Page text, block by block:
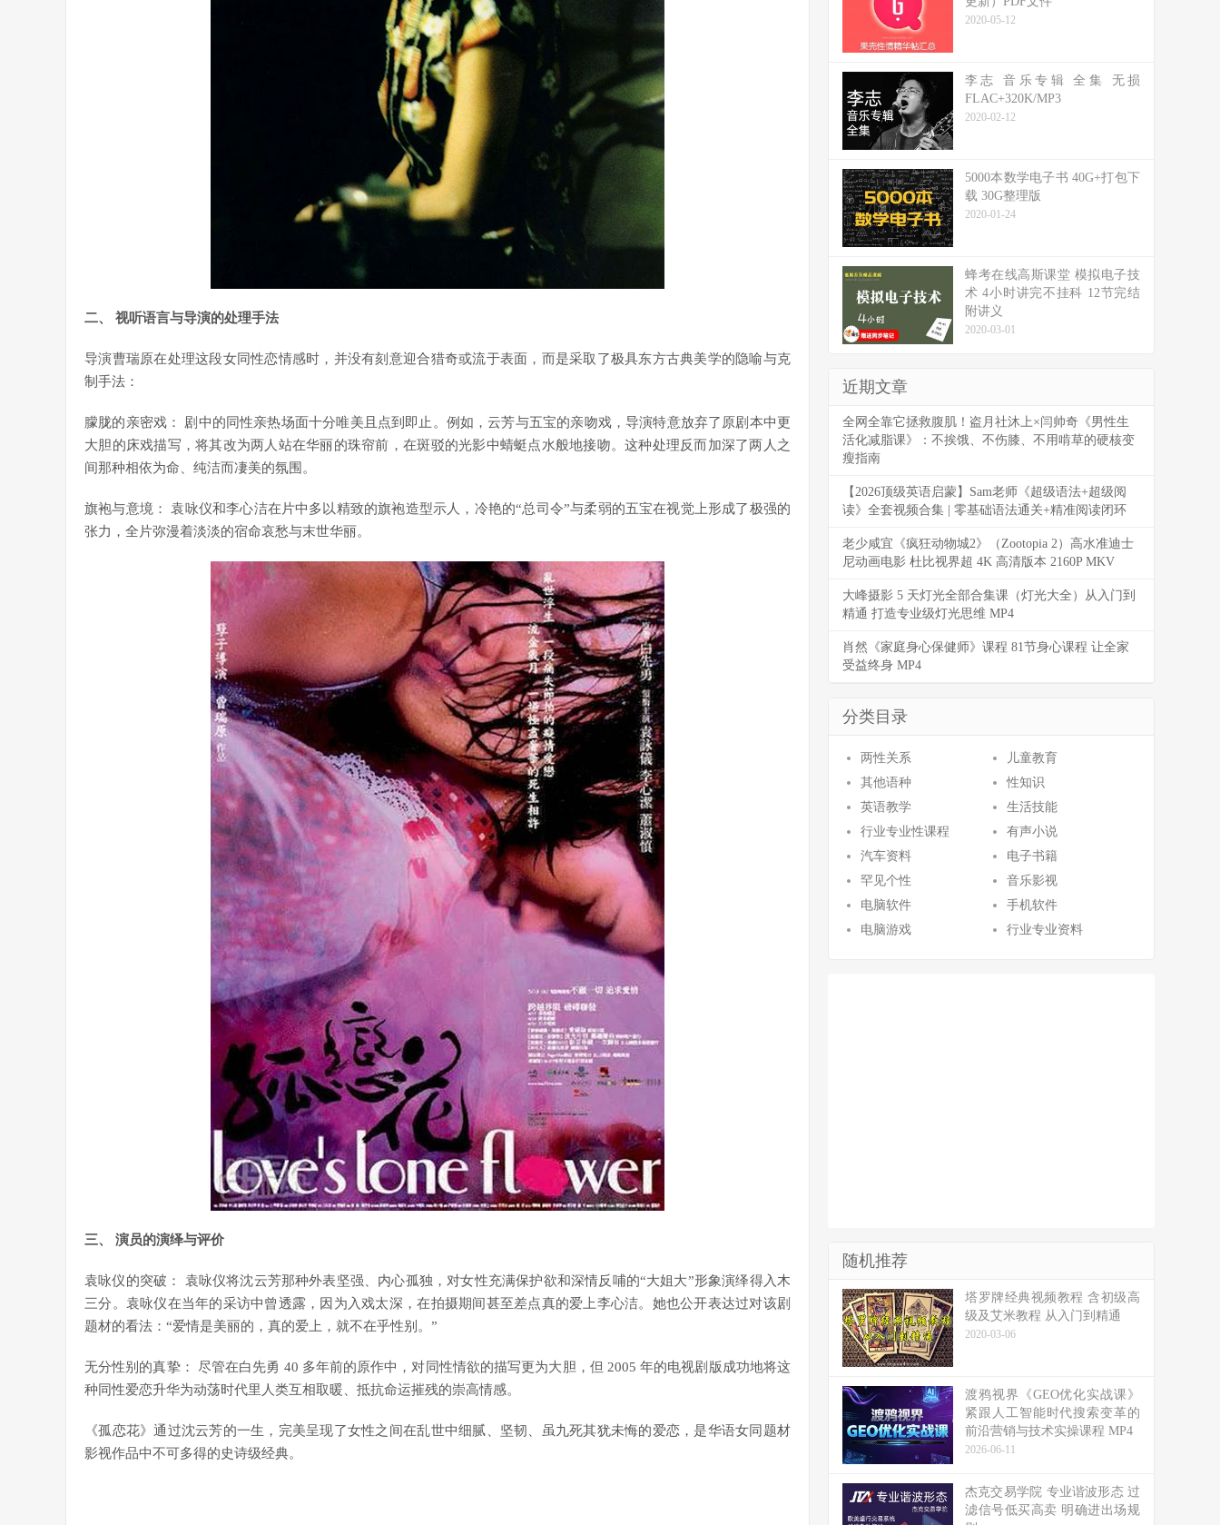
二、 视听语言与导演的处理手法
导演曹瑞原在处理这段女同性恋情感时，并没有刻意迎合猎奇或流于表面，而是采取了极具东方古典美学的隐喻与克
制手法：
朦胧的亲密戏： 剧中的同性亲热场面十分唯美且点到即止。例如，云芳与五宝的亲吻戏，导演特意放弃了原剧本中更
大胆的床戏描写，将其改为两人站在华丽的珠帘前，在斑驳的光影中蜻蜓点水般地接吻。这种处理反而加深了两人之
间那种相依为命、纯洁而凄美的氛围。
旗袍与意境： 袁咏仪和李心洁在片中多以精致的旗袍造型示人，冷艳的“总司令”与柔弱的五宝在视觉上形成了极强的
张力，全片弥漫着淡淡的宿命哀愁与末世华丽。
三、 演员的演绎与评价
袁咏仪的突破： 袁咏仪将沈云芳那种外表坚强、内心孤独，对女性充满保护欲和深情反哺的“大姐大”形象演绎得入木
三分。袁咏仪在当年的采访中曾透露，因为入戏太深，在拍摄期间甚至差点真的爱上李心洁。她也公开表达过对该剧
题材的看法：“爱情是美丽的，真的爱上，就不在乎性别。”
无分性别的真挚： 尽管在白先勇 40 多年前的原作中，对同性情欲的描写更为大胆，但 2005 年的电视剧版成功地将这
种同性爱恋升华为动荡时代里人类互相取暖、抵抗命运摧残的崇高情感。
《孤恋花》通过沈云芳的一生，完美呈现了女性之间在乱世中细腻、坚韧、虽九死其犹未悔的爱恋，是华语女同题材
影视作品中不可多得的史诗级经典。
2020-05-12
李志 音乐专辑 全集 无损
FLAC+320K/MP3
2020-02-12
5000本数学电子书 40G+打包下
载 30G整理版
2020-01-24
蜂考在线高斯课堂 模拟电子技
术 4小时讲完不挂科 12节完结
附讲义
2020-03-01
近期文章
全网全靠它拯救腹肌！盗月社沐上×闫帅奇《男性生
活化减脂课》：不挨饿、不伤膝、不用啃草的硬核变
瘦指南
【2026顶级英语启蒙】Sam老师《超级语法+超级阅
读》全套视频合集 | 零基础语法通关+精准阅读闭环
老少咸宜《疯狂动物城2》（Zootopia 2）高水准迪士
尼动画电影 杜比视界超 4K 高清版本 2160P MKV
大峰摄影 5 天灯光全部合集课（灯光大全）从入门到
精通 打造专业级灯光思维 MP4
肖然《家庭身心保健师》课程 81节身心课程 让全家
受益终身 MP4
分类目录
两性关系
儿童教育
其他语种
性知识
英语教学
生活技能
行业专业性课程
有声小说
汽车资料
电子书籍
罕见个性
音乐影视
电脑软件
手机软件
电脑游戏
行业专业资料
随机推荐
塔罗牌经典视频教程 含初级高
级及艾米教程 从入门到精通
2020-03-06
渡鸦视界《GEO优化实战课》
紧跟人工智能时代搜索变革的
前沿营销与技术实操课程 MP4
2026-06-11
杰克交易学院 专业谐波形态 过
滤信号低买高卖 明确进出场规